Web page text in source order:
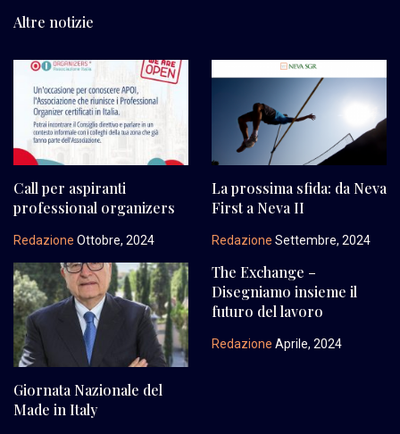
Altre notizie
Call per aspiranti
professional organizers
Redazione Ottobre, 2024
La prossima sfida: da Neva
First a Neva II
Redazione Settembre, 2024
Giornata Nazionale del
Made in Italy
The Exchange –
Disegniamo insieme il
futuro del lavoro
Redazione Aprile, 2024